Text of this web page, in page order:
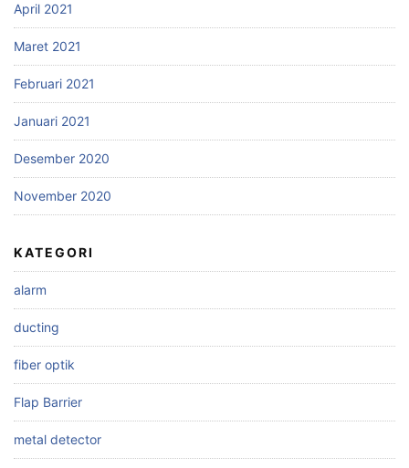
April 2021
Maret 2021
Februari 2021
Januari 2021
Desember 2020
November 2020
KATEGORI
alarm
ducting
fiber optik
Flap Barrier
metal detector